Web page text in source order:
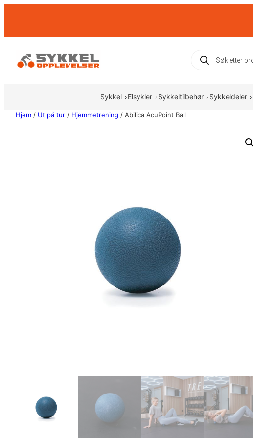
Products
search
Sykkel Elsykler Sykkeltilbehør Sykkeldeler
Hjem / Ut på tur / Hjemmetrening / Abilica AcuPoint Ball